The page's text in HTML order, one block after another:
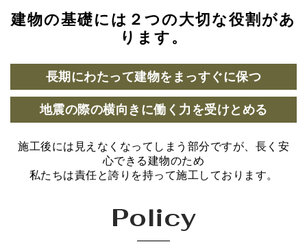
建物の基礎には２つの大切な役割があ
ります。
長期にわたって建物をまっすぐに保つ
地震の際の横向きに働く力を受けとめる
施工後には見えなくなってしまう部分ですが、長く安
心できる建物のため
私たちは責任と誇りを持って施工しております。
Policy